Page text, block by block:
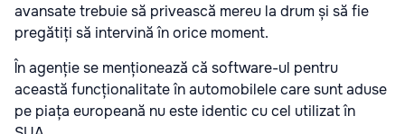
avansate trebuie să privească mereu la drum și să fie
pregătiți să intervină în orice moment.
În agenție se menționează că software-ul pentru
această funcționalitate în automobilele care sunt aduse
pe piața europeană nu este identic cu cel utilizat în